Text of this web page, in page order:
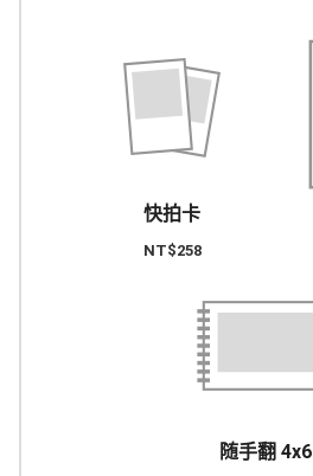
快拍卡
NT$258
随手翻 4x6